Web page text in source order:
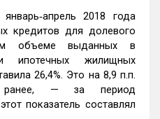
2018 года
кредитов для долевого
объеме выданных в
ипотечных жилищных
26,4%. Это на 8,9 п.п.
— за период
показатель составлял